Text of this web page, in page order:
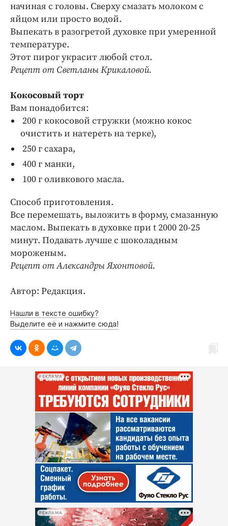
начиная с головы. Сверху смазать молоком с
яйцом или просто водой.
Выпекать в разогретой духовке при умеренной
температуре.
Этот пирог украсит любой стол.
Рецепт от Светланы Крикаловой.
Кокосовый торт
Вам понадобится:
200 г кокосовой стружки (можно кокос
очистить и натереть на терке),
250 г сахара,
400 г манки,
100 г оливкового масла.
Способ приготовления.
Все перемешать, выложить в форму, смазанную
маслом. Выпекать в духовке при t 2000 20-25
минут. Подавать лучше с шоколадным
мороженым.
Рецепт от Александры Яхонтовой.
Автор: Редакция.
Нашли в тексте ошибку?
Выделите её и нажмите сюда!
РЕКЛАМА
РЕКЛАМА